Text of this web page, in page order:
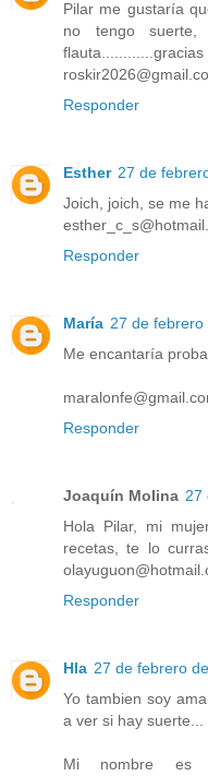
Pilar me gustaría
no tengo
flauta............gracias
Responder
Esther 27 de
Joich, joich, se me
Responder
María 27 de
Me encantaría
Responder
Joaquín Molina 27
Hola Pilar, mi
recetas, te lo
Responder
Hla 27 de febrero
Yo tambien soy
a ver si hay suerte...
Mi nombre